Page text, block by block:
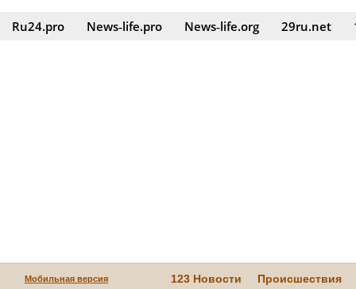
Ru24.pro News‑life.pro News‑life.org 29ru.net
Мобильная версия 123 Новости Происшествия